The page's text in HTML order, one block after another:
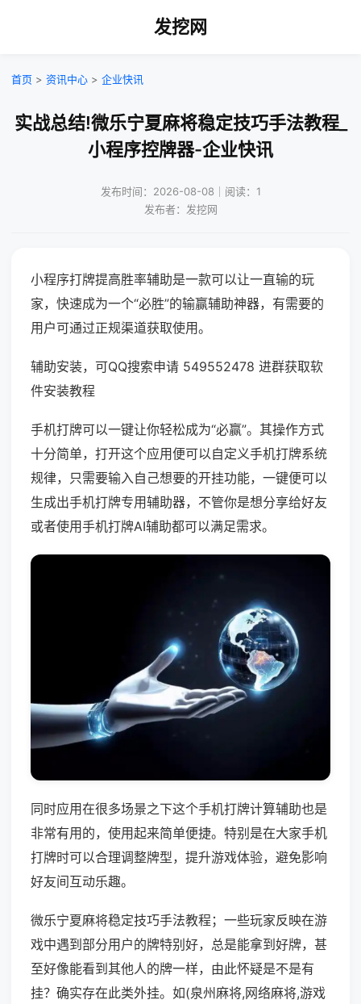
发挖网
首页 > 资讯中心 > 企业快讯
实战总结!微乐宁夏麻将稳定技巧手法教程_
小程序控牌器-企业快讯
发布时间：2026-08-08｜阅读：1
发布者：发挖网
小程序打牌提高胜率辅助是一款可以让一直输的玩
家，快速成为一个“必胜”的输赢辅助神器，有需要的
用户可通过正规渠道获取使用。
辅助安装，可QQ搜索申请 549552478 进群获取软
件安装教程
手机打牌可以一键让你轻松成为“必赢”。其操作方式
十分简单，打开这个应用便可以自定义手机打牌系统
规律，只需要输入自己想要的开挂功能，一键便可以
生成出手机打牌专用辅助器，不管你是想分享给好友
或者使用手机打牌AI辅助都可以满足需求。
同时应用在很多场景之下这个手机打牌计算辅助也是
非常有用的，使用起来简单便捷。特别是在大家手机
打牌时可以合理调整牌型，提升游戏体验，避免影响
好友间互动乐趣。
微乐宁夏麻将稳定技巧手法教程；一些玩家反映在游
戏中遇到部分用户的牌特别好，总是能拿到好牌，甚
至好像能看到其他人的牌一样，由此怀疑是不是有
挂？确实存在此类外挂。如(泉州麻将,网络麻将,游戏